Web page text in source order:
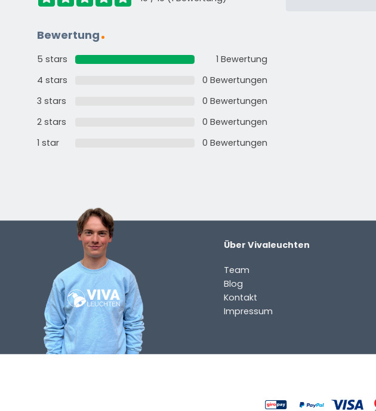
Bewertung
5 stars
1 Bewertung
4 stars
0 Bewertungen
3 stars
0 Bewertungen
2 stars
0 Bewertungen
1 star
0 Bewertungen
Über Vivaleuchten
Team
Blog
Kontakt
Impressum